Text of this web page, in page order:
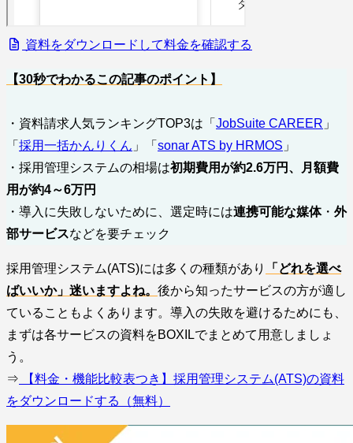
資料をダウンロードして料金を確認する
【30秒でわかるこの記事のポイント】
・資料請求人気ランキングTOP3は「 JobSuite CAREER 」
「 採用一括かんりくん 」「 sonar ATS by HRMOS 」
・採用管理システムの相場は初期費用が約2.6万円、月額費
用が約4～6万円
・導入に失敗しないために、選定時には連携可能な媒体・ 外
部サービスなどを要チェック
採用管理システム(ATS)には多くの種類があり
「どれを選べ
ばいいか」迷いますよね。 後から知ったサービスの方が適し
ていることもよくあります。導入の失敗を避けるためにも、
まずは各サービスの資料をBOXILでまとめて用意しましょ
う。
⇒ 【料金・機能比較表つき】採用管理システム(ATS)の資料
をダウンロードする（無料）